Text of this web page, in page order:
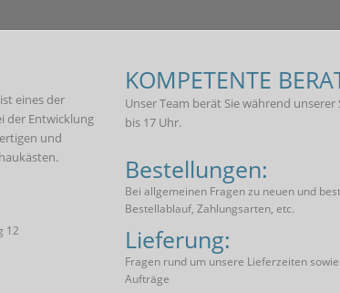
eines der
der Entwicklung
und
12
KOMPETENTE
Unser Team berät Sie während
bis 17 Uhr.
Bestellungen:
Bei allgemeinen Fragen zu neuen und
Bestellablauf, Zahlungsarten, etc.
Lieferung:
Fragen rund um unsere Lieferzeiten
Aufträge